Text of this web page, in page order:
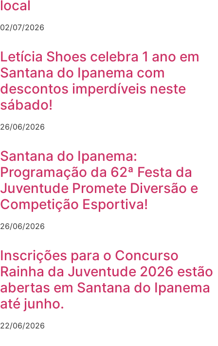
local
02/07/2026
Letícia Shoes celebra 1 ano em
Santana do Ipanema com
descontos imperdíveis neste
sábado!
26/06/2026
Santana do Ipanema:
Programação da 62ª Festa da
Juventude Promete Diversão e
Competição Esportiva!
26/06/2026
Inscrições para o Concurso
Rainha da Juventude 2026 estão
abertas em Santana do Ipanema
até junho.
22/06/2026